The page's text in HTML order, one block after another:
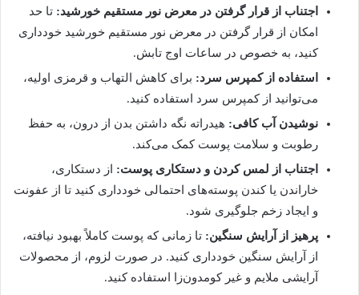
اجتناب از قرار گرفتن در معرض نور مستقیم خورشید: تا حد
امکان از قرار گرفتن در معرض نور مستقیم خورشید خودداری
کنید، به خصوص در ساعات اوج تابش.
استفاده از کمپرس سرد: برای کاهش التهاب و قرمزی اولیه،
می‌توانید از کمپرس سرد استفاده کنید.
نوشیدن آب کافی: هیدراته نگه داشتن بدن از درون، به حفظ
رطوبت و سلامت پوست کمک می‌کند.
اجتناب از لمس کردن و دستکاری پوست: از دستکاری،
خاراندن یا کندن پوسته‌های احتمالی خودداری کنید تا از عفونت
و ایجاد زخم جلوگیری شود.
پرهیز از آرایش سنگین: تا زمانی که پوست کاملاً بهبود نیافته،
از آرایش سنگین خودداری کنید. در صورت لزوم، از محصولات
آرایشی ملایم و غیر کومدون‌زا استفاده کنید.